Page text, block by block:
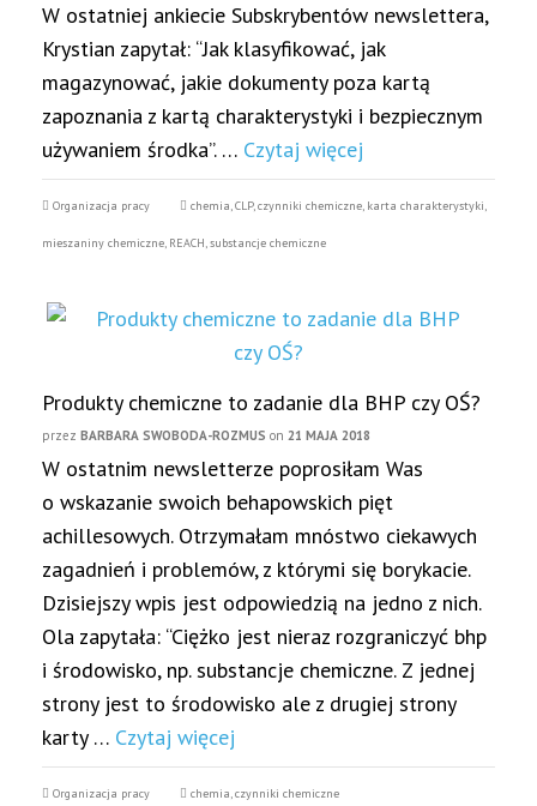
W ostatniej ankiecie Subskrybentów newslettera,
Krystian zapytał: “Jak klasyfikować, jak
magazynować, jakie dokumenty poza kartą
zapoznania z kartą charakterystyki i bezpiecznym
używaniem środka”. … Czytaj więcej
Organizacja pracy chemia,CLP,czynniki chemiczne, karta charakterystyki
mieszaniny chemiczne, REACH,substancje chemiczne
Produkty chemiczne to zadanie dla BHP czy OŚ?
przez BARBARA SWOBODA-ROZMUS on 21 MAJA 2018
W ostatnim newsletterze poprosiłam Was
o wskazanie swoich behapowskich pięt
achillesowych. Otrzymałam mnóstwo ciekawych
zagadnień i problemów, z którymi się borykacie.
Dzisiejszy wpis jest odpowiedzią na jedno z nich.
Ola zapytała: “Ciężko jest nieraz rozgraniczyć bhp
i środowisko, np. substancje chemiczne. Z jednej
strony jest to środowisko ale z drugiej strony
karty … Czytaj więcej
Organizacja pracy chemia,czynniki chemiczne